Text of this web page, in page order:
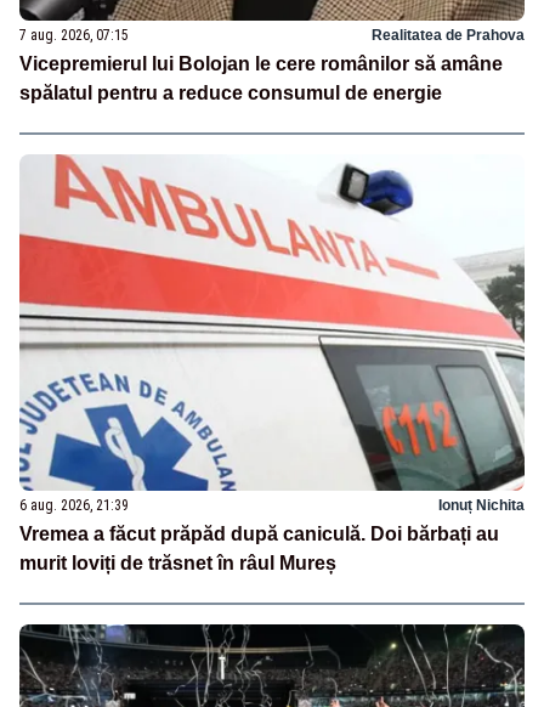
7 aug. 2026, 07:15 Realitatea de Prahova
Vicepremierul lui Bolojan le cere românilor să amâne
spălatul pentru a reduce consumul de energie
6 aug. 2026, 21:39 Ionuț Nichita
Vremea a făcut prăpăd după caniculă. Doi bărbați au
murit loviți de trăsnet în râul Mureș